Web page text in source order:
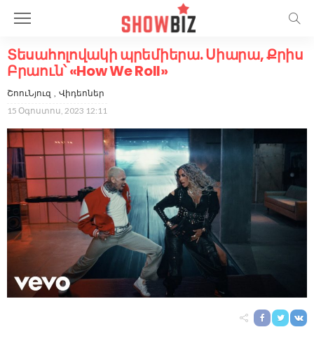
Տեսահոլովակի պրեմիերա. Սիարա, Քրիս
Բրաուն՝ «How We Roll»
ՇոուՆյուզ
Վիդեոներ
15 Օգոստոս, 2023 12:11